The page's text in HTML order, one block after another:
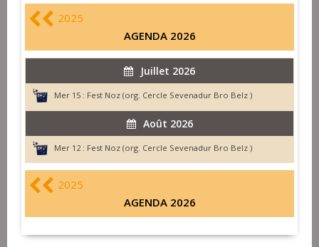
2025
AGENDA 2026
Juillet 2026
Mer 15 : Fest Noz (org. Cercle Sevenadur Bro Belz )
Août 2026
Mer 12 : Fest Noz (org. Cercle Sevenadur Bro Belz )
2025
AGENDA 2026